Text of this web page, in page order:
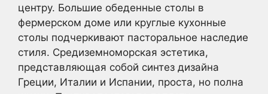
центру. Большие обеденные столы в
фермерском доме или круглые кухонные
столы подчеркивают пасторальное наследие
стиля. Средиземноморская эстетика,
представляющая собой синтез дизайна
Греции, Италии и Испании, проста, но полна